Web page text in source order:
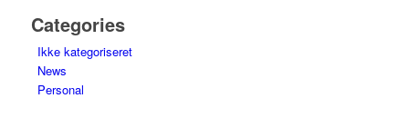
Categories
Ikke kategoriseret
News
Personal